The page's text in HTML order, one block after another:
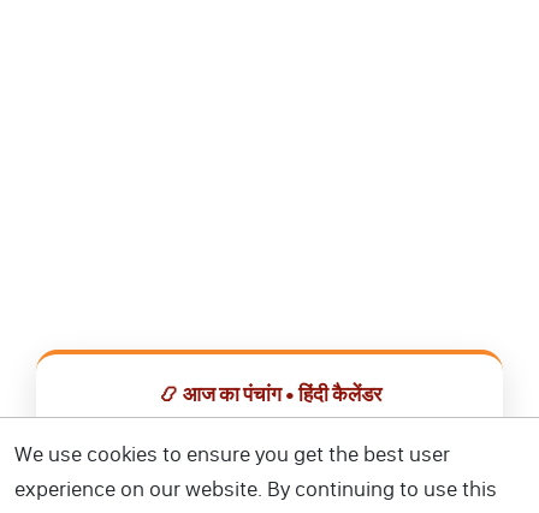
📿 आज का पंचांग • हिंदी कैलेंडर
📅 हिंदी कैलेंडर ऐप डाउनलोड करें
We use cookies to ensure you get the best user
experience on our website. By continuing to use this